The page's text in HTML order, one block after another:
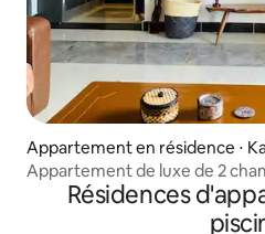
Appartement en résidence ⋅
Appartement de luxe de 2
Résidences